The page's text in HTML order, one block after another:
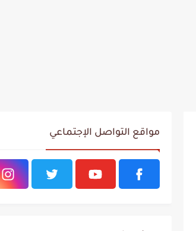
مواقع التواصل الإجتماعي